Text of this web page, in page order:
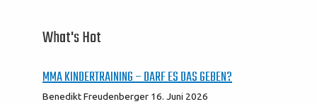
What's Hot
MMA KINDERTRAINING – DARF ES DAS GEBEN?
Benedikt Freudenberger 16. Juni 2026